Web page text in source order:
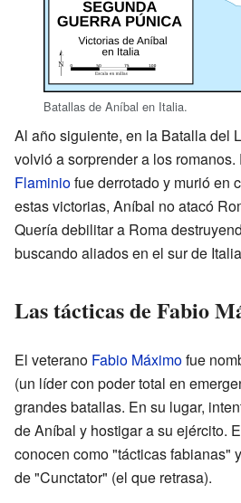
Batallas de Aníbal en Italia.
Al año siguiente, en la Batalla del
volvió a sorprender a los romanos.
Flaminiofue derrotado y murió en
estas victorias, Aníbal no atacó
Quería debilitar a Roma
buscando aliados en el sur de
Las tácticas de Fabio
El veterano Fabio Máximofue
(un líder con poder total en
grandes batallas. En su lugar,
de Aníbal y hostigar a su ejército.
conocen como "tácticas fabianas"
de "Cunctator" (el que retrasa).